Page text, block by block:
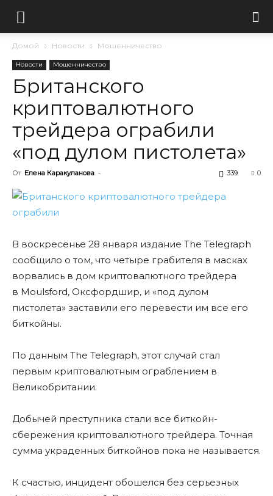
Домой Новости Мошенничество
Новости Мошенничество
Британского
криптовалютного
трейдера ограбили
«под дулом пистолета»
От Елена Каракуланова - 0
339
В воскресенье 28 января издание The Telegraph
сообщило о том, что четыре грабителя в масках
ворвались в дом криптовалютного трейдера
в Moulsford, Оксфордшир, и «под дулом
пистолета» заставили его перевести им все его
биткойны.
По данным The Telegraph, этот случай стал
первым криптовалютным ограблением в
Великобритании.
Добычей преступника стали все биткойн-
сбережения криптовалютного трейдера. Точная
сумма украденных биткойнов пока не называется.
К счастью, инцидент обошелся без серьезных